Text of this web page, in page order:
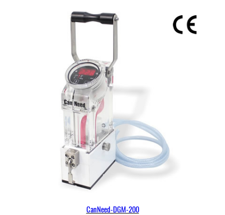
CanNeed-DGM-200